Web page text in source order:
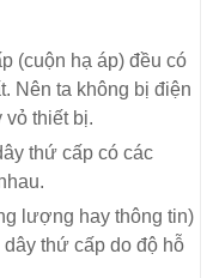
(cuộn hạ áp) đều có
Nên ta không bị điện
thiết bị.
thứ cấp có các
lượng hay thông tin)
thứ cấp do độ hỗ